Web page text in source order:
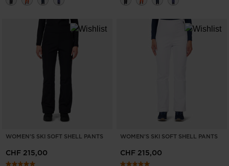
WOMEN'S SKI SOFT SHELL PANTS
CHF 215,00
WOMEN'S SKI SOFT SHELL PANTS
CHF 215,00